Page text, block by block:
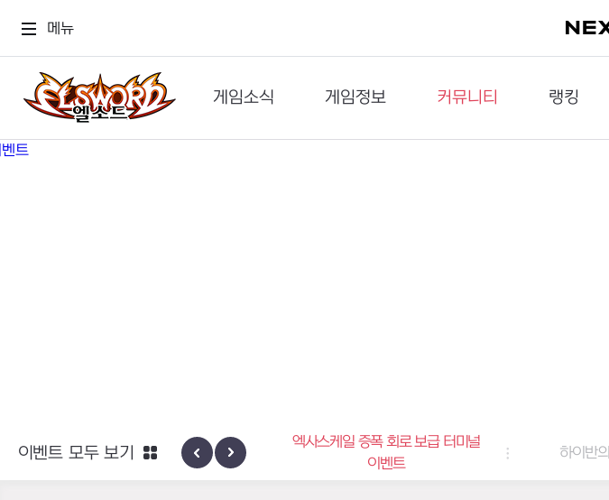
메뉴
게임소식
공지사항
게임정보
세계관
커뮤니티
이슈게시판
랭킹
던전랭킹
네블론
엑사스케일 증폭 회로 보급 터미널
이벤트
하이반의 엑사스케일 패스
이벤트 모두 보기